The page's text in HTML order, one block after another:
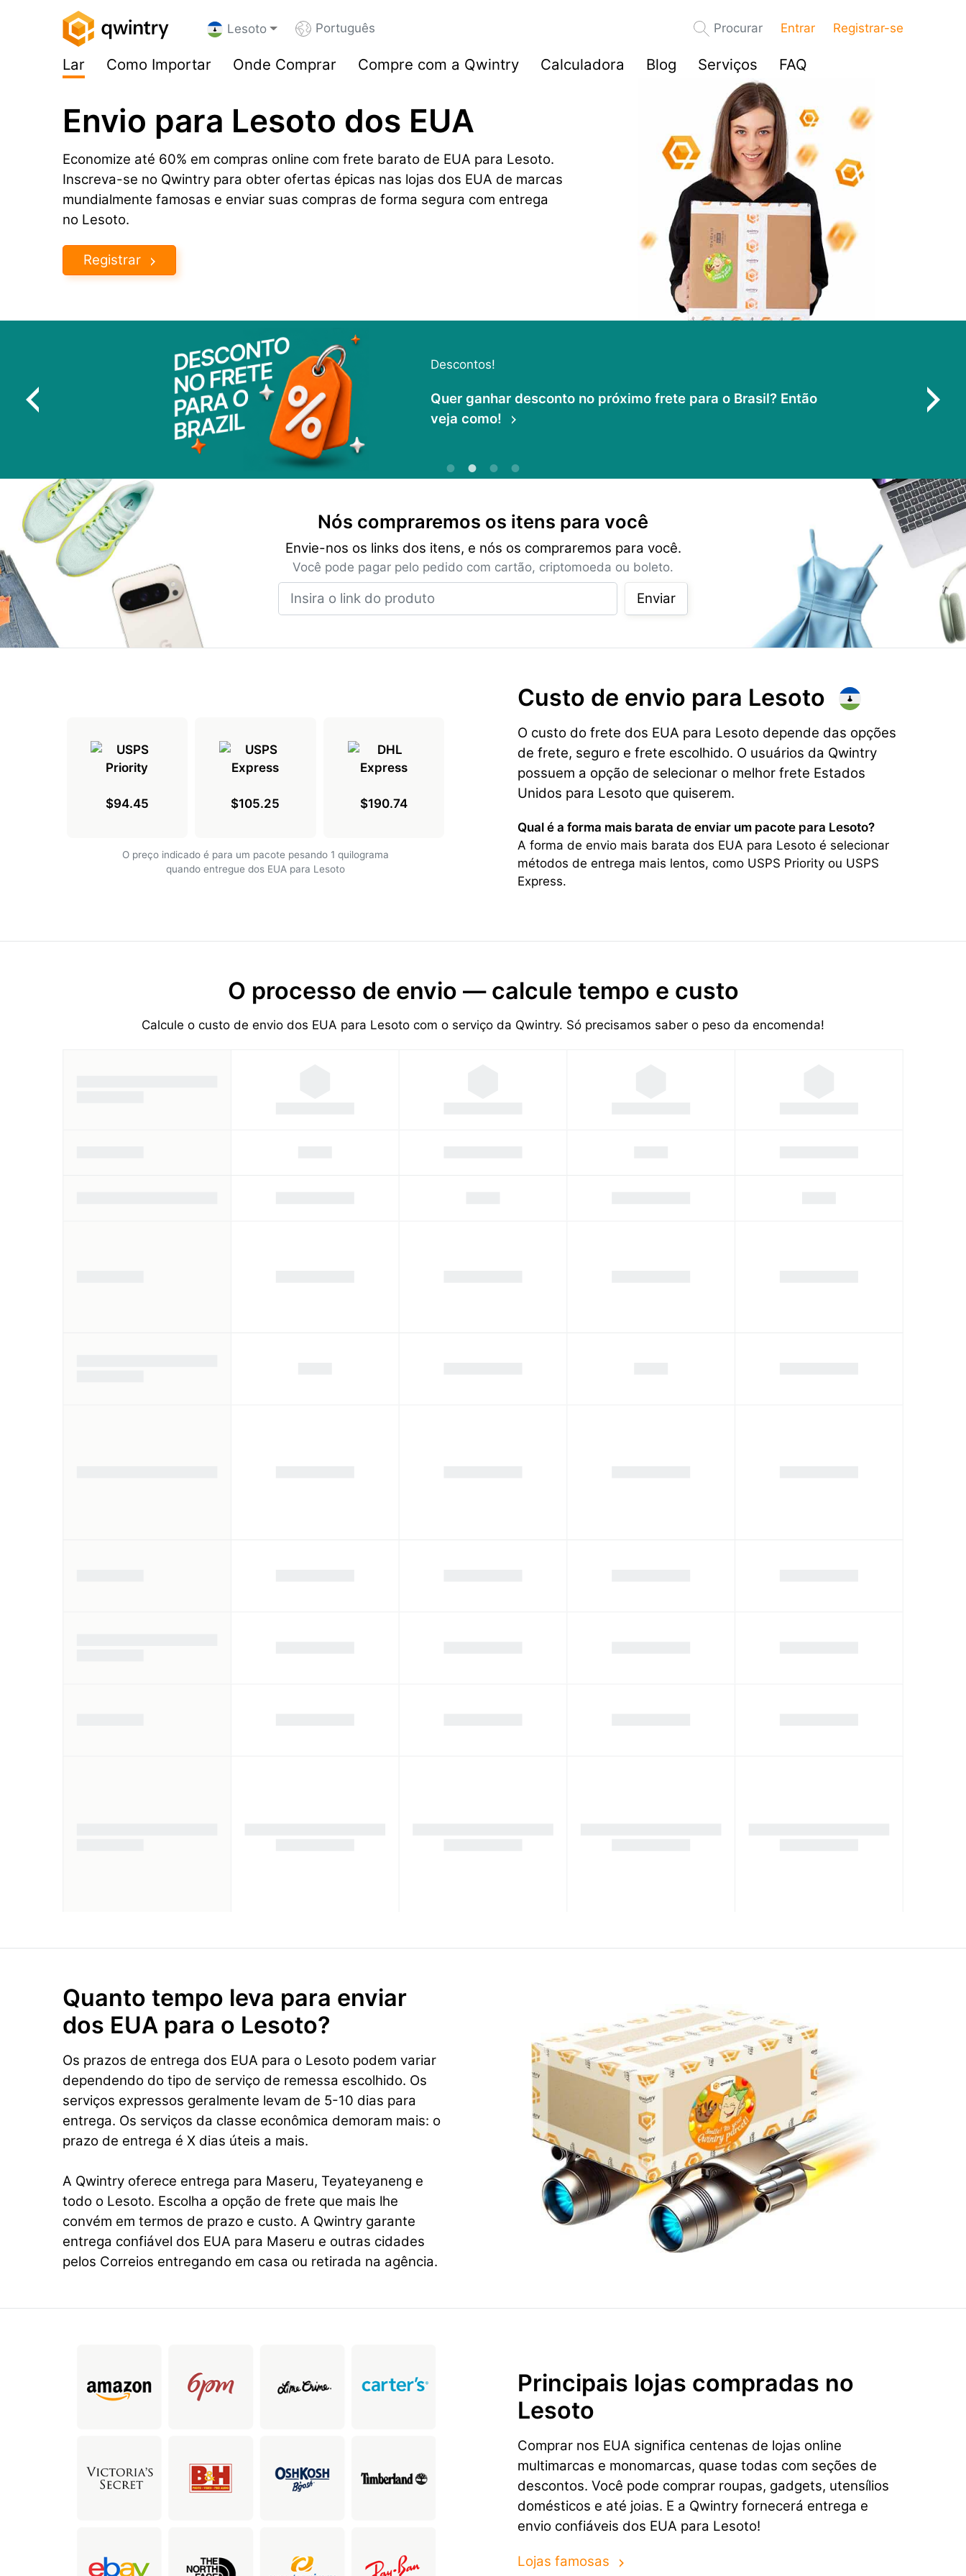
Lesoto Português Procurar Entrar Registrar-se
Lar Como Importar Onde Comprar Compre com a Qwintry Calculadora Blog Serviços FAQ
Envio para Lesoto dos EUA
Economize até 60% em compras online com frete barato de EUA para Lesoto.
Inscreva-se no Qwintry para obter ofertas épicas nas lojas dos EUA de marcas
mundialmente famosas e enviar suas compras de forma segura com entrega
no Lesoto.
Registrar
Descontos!
Quer ganhar desconto no próximo frete para o Brasil? Então
veja como!
Nós compraremos os itens para você
Envie-nos os links dos itens, e nós os compraremos para você.
Você pode pagar pelo pedido com cartão, criptomoeda ou boleto.
Enviar
Custo de envio para Lesoto
O custo do frete dos EUA para Lesoto depende das opções
de frete, seguro e frete escolhido. O usuários da Qwintry
possuem a opção de selecionar o melhor frete Estados
Unidos para Lesoto que quiserem.
Qual é a forma mais barata de enviar um pacote para Lesoto?
A forma de envio mais barata dos EUA para Lesoto é selecionar
métodos de entrega mais lentos, como USPS Priority ou USPS
Express.
$94.45 $105.25 $190.74
O preço indicado é para um pacote pesando 1 quilograma
quando entregue dos EUA para Lesoto
O processo de envio — calcule tempo e custo
Calcule o custo de envio dos EUA para Lesoto com o serviço da Qwintry. Só precisamos saber o peso da encomenda!
Quanto tempo leva para enviar
dos EUA para o Lesoto?
Os prazos de entrega dos EUA para o Lesoto podem variar
dependendo do tipo de serviço de remessa escolhido. Os
serviços expressos geralmente levam de 5-10 dias para
entrega. Os serviços da classe econômica demoram mais: o
prazo de entrega é X dias úteis a mais.
A Qwintry oferece entrega para Maseru, Teyateyaneng e
todo o Lesoto. Escolha a opção de frete que mais lhe
convém em termos de prazo e custo. A Qwintry garante
entrega confiável dos EUA para Maseru e outras cidades
pelos Correios entregando em casa ou retirada na agência.
Principais lojas compradas no
Lesoto
Comprar nos EUA significa centenas de lojas online
multimarcas e monomarcas, quase todas com seções de
descontos. Você pode comprar roupas, gadgets, utensílios
domésticos e até joias. E a Qwintry fornecerá entrega e
envio confiáveis dos EUA para Lesoto!
Lojas famosas